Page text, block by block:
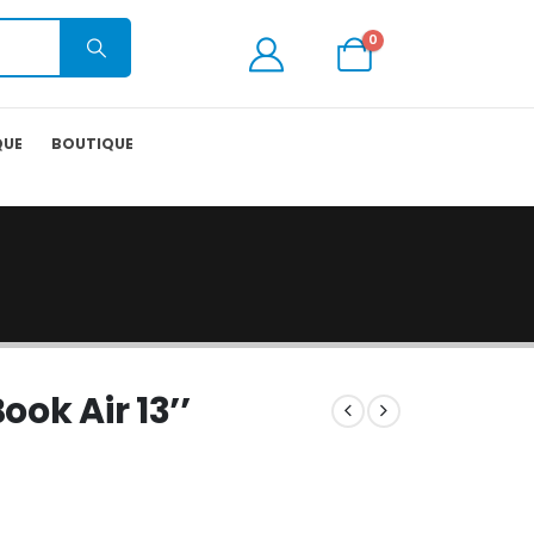
0
BOUTIQUE
Air 13’’